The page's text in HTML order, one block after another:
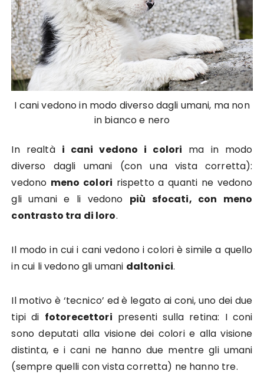
I cani vedono in modo diverso dagli umani, ma non
in bianco e nero
In realtà i cani vedono i colori ma in modo
diverso dagli umani (con una vista corretta):
vedono meno colori rispetto a quanti ne vedono
gli umani e li vedono più sfocati, con meno
contrasto tra di loro.
Il modo in cui i cani vedono i colori è simile a quello
in cui li vedono gli umani daltonici.
Il motivo è ‘tecnico’ ed è legato ai coni, uno dei due
tipi di fotorecettori presenti sulla retina: I coni
sono deputati alla visione dei colori e alla visione
distinta, e i cani ne hanno due mentre gli umani
(sempre quelli con vista corretta) ne hanno tre.